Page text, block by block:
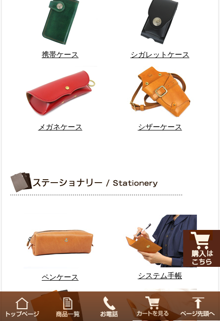
携帯ケース シガレットケース
メガネケース シザーケース
ペンケース システム手帳